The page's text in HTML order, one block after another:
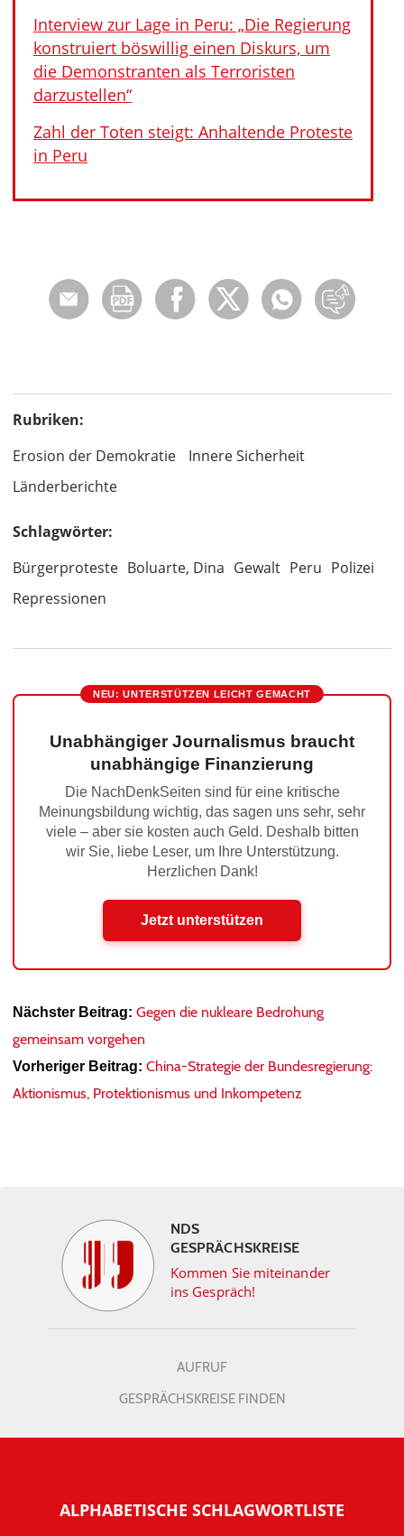
Interview zur Lage in Peru: „Die Regierung
konstruiert böswillig einen Diskurs, um
die Demonstranten als Terroristen
darzustellen“
Zahl der Toten steigt: Anhaltende Proteste
in Peru
Rubriken:
Erosion der Demokratie
Innere Sicherheit
Länderberichte
Schlagwörter:
Bürgerproteste Boluarte, Dina Gewalt Peru Polizei
Repressionen
NEU: UNTERSTÜTZEN LEICHT GEMACHT
Unabhängiger Journalismus braucht
unabhängige Finanzierung
Die NachDenkSeiten sind für eine kritische
Meinungsbildung wichtig, das sagen uns sehr, sehr
viele – aber sie kosten auch Geld. Deshalb bitten
wir Sie, liebe Leser, um Ihre Unterstützung.
Herzlichen Dank!
Jetzt unterstützen
Nächster Beitrag: Gegen die nukleare Bedrohung
gemeinsam vorgehen
Vorheriger Beitrag: China-Strategie der Bundesregierung:
Aktionismus, Protektionismus und Inkompetenz
NDS
GESPRÄCHSKREISE
Kommen Sie miteinander
ins Gespräch!
AUFRUF
GESPRÄCHSKREISE FINDEN
ALPHABETISCHE SCHLAGWORTLISTE